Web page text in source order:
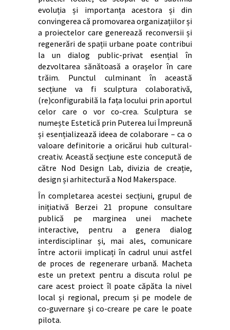
evoluția și importanța acestora și din
convingerea că promovarea organizațiilor și
a proiectelor care generează reconversii și
regenerări de spații urbane poate contribui
la un dialog public-privat esențial în
dezvoltarea sănătoasă a orașelor în care
trăim. Punctul culminant în această
secțiune va fi sculptura colaborativă,
(re)configurabilă la fața locului prin aportul
celor care o vor co-crea. Sculptura se
numește Estetică prin Puterea lui Împreună
și esențializează ideea de colaborare – ca o
valoare definitorie a oricărui hub cultural-
creativ. Această secțiune este concepută de
către Nod Design Lab, divizia de creație,
design și arhitectură a Nod Makerspace.
În completarea acestei secțiuni, grupul de
inițiativă Berzei 21 propune consultare
publică pe marginea unei machete
interactive, pentru a genera dialog
interdisciplinar și, mai ales, comunicare
între actorii implicați în cadrul unui astfel
de proces de regenerare urbană. Macheta
este un pretext pentru a discuta rolul pe
care acest proiect îl poate căpăta la nivel
local și regional, precum și pe modele de
co-guvernare și co-creare pe care le poate
pilota.